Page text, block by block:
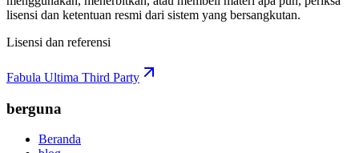
lisensi dan ketentuan resmi dari sistem yang bersangkutan.
Lisensi dan referensi
Fabula Ultima Third Party
berguna
Beranda